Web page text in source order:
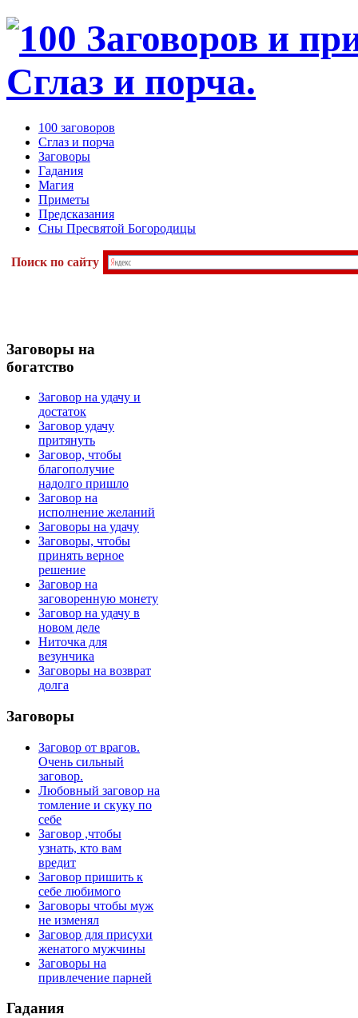
100 заговоров
Сглаз и порча
Заговоры
Гадания
Магия
Приметы
Предсказания
Сны Пресвятой Богородицы
Поиск по сайту
Заговоры на
богатство
Заговор на удачу и
достаток
Заговор удачу
притянуть
Заговор, чтобы
благополучие
надолго пришло
Заговор на
исполнение желаний
Заговоры на удачу
Заговоры, чтобы
принять верное
решение
Заговор на
заговоренную монету
Заговор на удачу в
новом деле
Ниточка для
везунчика
Заговоры на возврат
долга
Заговоры
Заговор от врагов.
Очень сильный
заговор.
Любовный заговор на
томление и скуку по
себе
Заговор ,чтобы
узнать, кто вам
вредит
Заговор пришить к
себе любимого
Заговоры чтобы муж
не изменял
Заговор для присухи
женатого мужчины
Заговоры на
привлечение парней
Гадания